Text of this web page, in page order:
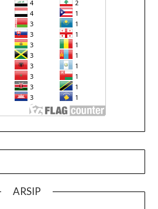
ARSIP